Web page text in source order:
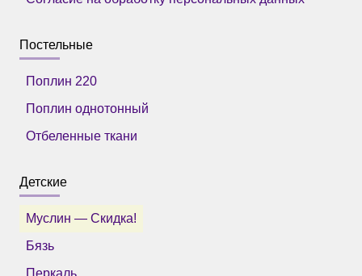
Постельные
Поплин 220
Поплин однотонный
Отбеленные ткани
Детские
Муслин — Скидка!
Бязь